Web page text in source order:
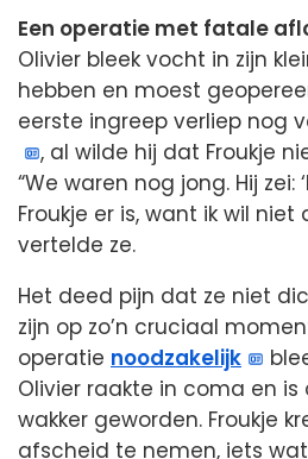
Een operatie met fatale
Olivier bleek vocht in zijn
hebben en moest
eerste ingreep verliep nog
, al wilde hij dat Froukje
“We waren nog jong. Hij zei:
Froukje er is, want ik wil niet
vertelde ze.
Het deed pijn dat ze niet
zijn op zo’n cruciaal
operatie noodzakelijk
Olivier raakte in coma en
wakker geworden. Froukje
afscheid te nemen, iets